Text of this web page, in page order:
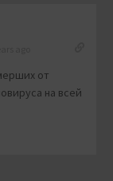
от
на всей